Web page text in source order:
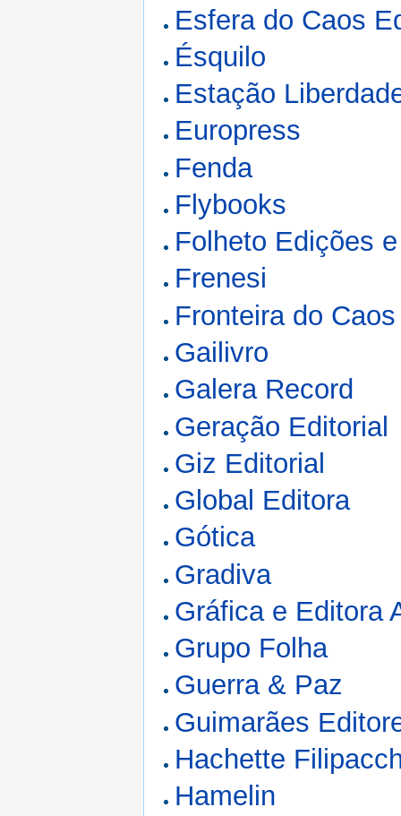
Esfera do Caos
Ésquilo
Estação
Europress
Fenda
Flybooks
Folheto Edições
Frenesi
Fronteira do
Gailivro
Galera Record
Geração Editorial
Giz Editorial
Global Editora
Gótica
Gradiva
Gráfica e Editora
Grupo Folha
Guerra & Paz
Guimarães
Hachette
Hamelin